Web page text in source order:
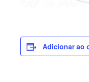
Adicionar ao